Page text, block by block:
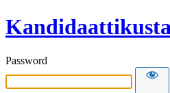
Password